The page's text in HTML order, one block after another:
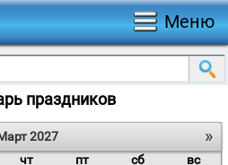
Меню
праздников
»
2027
чт пт сб
вс